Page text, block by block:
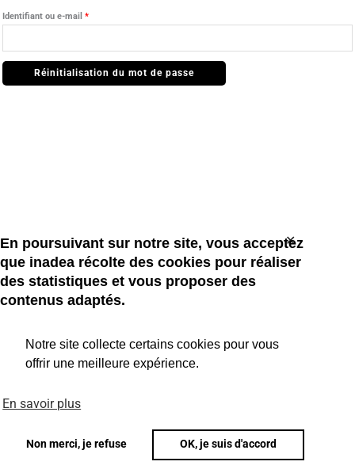
En poursuivant sur notre site, vous acceptez
que inadea récolte des cookies pour réaliser
des statistiques et vous proposer des
contenus adaptés.
Notre site collecte certains cookies pour vous
offrir une meilleure expérience.
En savoir plus
Non merci, je refuse OK, je suis d'accord
✕
Identifiant ou e-mail *
Réinitialisation du mot de passe